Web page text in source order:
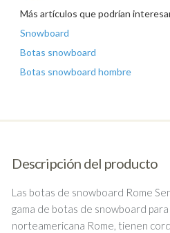
Más artículos que podrían
Snowboard
Botas snowboard
Botas snowboard hombre
Descripción del producto
Las botas de snowboard Rome
gama de botas de snowboard
norteamericana Rome, tienen